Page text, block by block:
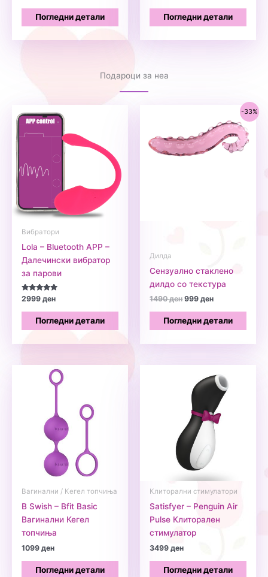
Погледни детали Погледни детали
Подароци за неа
Вибратори
Lola – Bluetooth APP –
Далечински вибратор
за парови
Оценето
од 5
2999ден
Погледни детали
-33%
Дилда
Сензуално стаклено
дилдо со текстура
1490денOriginal
was:
1490 ден.
999денCurrent
is:
Погледни детали
Вагинални / Кегел топчиња
B Swish – Bfit Basic
Вагинални Кегел
топчиња
1099ден
Погледни детали
Клиторални стимулатори
Satisfyer – Penguin Air
Pulse Клиторален
стимулатор
3499ден
Погледни детали